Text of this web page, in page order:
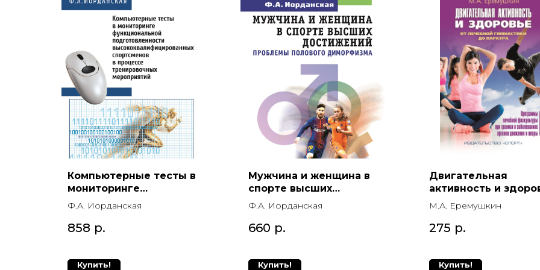
Компьютерные тесты в
мониторинге
функциональной
подготовленности
высококвалифицирован
Ф.А. Иорданская
858 р.
Купить!
Мужчина и женщина в
спорте высших
достижений (проблемы
полового диморфизма)
Ф.А. Иорданская
660 р.
Купить!
Двигательная
активность и
От лечебной
гимнастики до
М.А. Еремушкин
275 р.
Купить!